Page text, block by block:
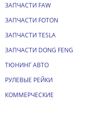
ЗАПЧАСТИ FAW
ЗАПЧАСТИ FOTON
ЗАПЧАСТИ TESLA
ЗАПЧАСТИ DONG FENG
ТЮНИНГ АВТО
РУЛЕВЫЕ РЕЙКИ
КОММЕРЧЕСКИЕ